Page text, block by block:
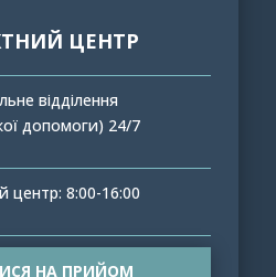
ЦЕНТР
відділення
допомоги) 24/7
центр: 8:00-16:00
НА ПРИЙОМ